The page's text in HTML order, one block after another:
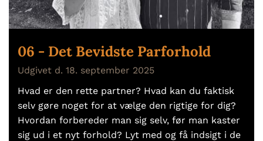
06 - Det Bevidste Parforhold
Udgivet d. 18. september 2025
Hvad er den rette partner? Hvad kan du faktisk
selv gøre noget for at vælge den rigtige for dig?
Hvordan forbereder man sig selv, før man kaster
sig ud i et nyt forhold? Lyt med og få indsigt i de